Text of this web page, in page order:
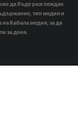
да бъде разглеждан
тип медия и
на Кабала медия, за да
за деня.